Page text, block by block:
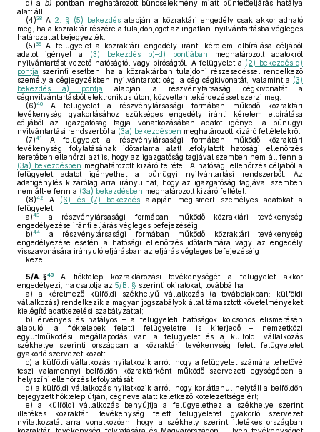
d) a b) pontban meghatározott bűncselekmény miatt büntetőeljárás hatálya
alatt áll.
(4)38 A 2. § (5) bekezdés alapján a közraktári engedély csak akkor adható
meg, ha a közraktár részére a tulajdonjogot az ingatlan-nyilvántartásba végleges
határozattal bejegyezték.
(5)39
A felügyelet a közraktári engedély iránti kérelem elbírálása céljából
adatot igényel a (3) bekezdés b)–d) pontjában meghatározott adatokról
nyilvántartást vezető hatóságtól vagy bíróságtól. A felügyelet a (2) bekezdés g)
pontja szerinti esetben, ha a közraktárban tulajdoni részesedéssel rendelkező
személy a cégjegyzékben nyilvántartott cég, a cég cégkivonatát, valamint a (3)
bekezdés a) pontja alapján a részvénytársaság cégkivonatát a
cégnyilvántartásból elektronikus úton, közvetlen lekérdezéssel szerzi meg.
(6)40
A felügyelet a részvénytársasági formában működő közraktári
tevékenység gyakorlásához szükséges engedély iránti kérelem elbírálása
céljából az igazgatóság tagja vonatkozásában adatot igényel a bűnügyi
nyilvántartási rendszerből a (3a) bekezdésben meghatározott kizáró feltételekről.
(7)41
A felügyelet a részvénytársasági formában működő közraktári
tevékenység folytatásának időtartama alatt lefolytatott hatósági ellenőrzés
keretében ellenőrzi azt is, hogy az igazgatóság tagjával szemben nem áll fenn a
(3a) bekezdésben meghatározott kizáró feltétel. A hatósági ellenőrzés céljából a
felügyelet adatot igényelhet a bűnügyi nyilvántartási rendszerből. Az
adatigénylés kizárólag arra irányulhat, hogy az igazgatóság tagjával szemben
nem áll-e fenn a (3a) bekezdésben meghatározott kizáró feltétel.
(8)42 A (6) és (7) bekezdés alapján megismert személyes adatokat a
felügyelet
a)43
a részvénytársasági formában működő közraktári tevékenység
engedélyezése iránti eljárás végleges befejezéséig,
b)44
a részvénytársasági formában működő közraktári tevékenység
engedélyezése esetén a hatósági ellenőrzés időtartamára vagy az engedély
visszavonására irányuló eljárásban az eljárás végleges befejezéséig
kezeli.
5/A. §45
A fióktelep közraktározási tevékenységét a felügyelet akkor
engedélyezi, ha csatolja az 5/B. § szerinti okiratokat, továbbá ha
a) a kérelmező külföldi székhelyű vállalkozás (a továbbiakban: külföldi
vállalkozás) rendelkezik a magyar jogszabályok által támasztott követelményeket
kielégítő adatkezelési szabályzattal;
b) érvényes és hatályos – a felügyeleti hatóságok kölcsönös elismerésén
alapuló, a fióktelepek feletti felügyeletre is kiterjedő – nemzetközi
együttműködési megállapodás van a felügyelet és a külföldi vállalkozás
székhelye szerinti országban a közraktári tevékenység felett felügyeletet
gyakorló szervezet között;
c) a külföldi vállalkozás nyilatkozik arról, hogy a felügyelet számára lehetővé
teszi valamennyi belföldön közraktárként működő szervezeti egységében a
helyszíni ellenőrzés lefolytatását;
d) a külföldi vállalkozás nyilatkozik arról, hogy korlátlanul helytáll a belföldön
bejegyzett fióktelep útján, cégneve alatt keletkező kötelezettségeiért;
e) a külföldi vállalkozás benyújtja a felügyelethez a székhelye szerint
illetékes közraktári tevékenység felett felügyeletet gyakorló szervezet
nyilatkozatát arra vonatkozóan, hogy a székhely szerint illetékes országban